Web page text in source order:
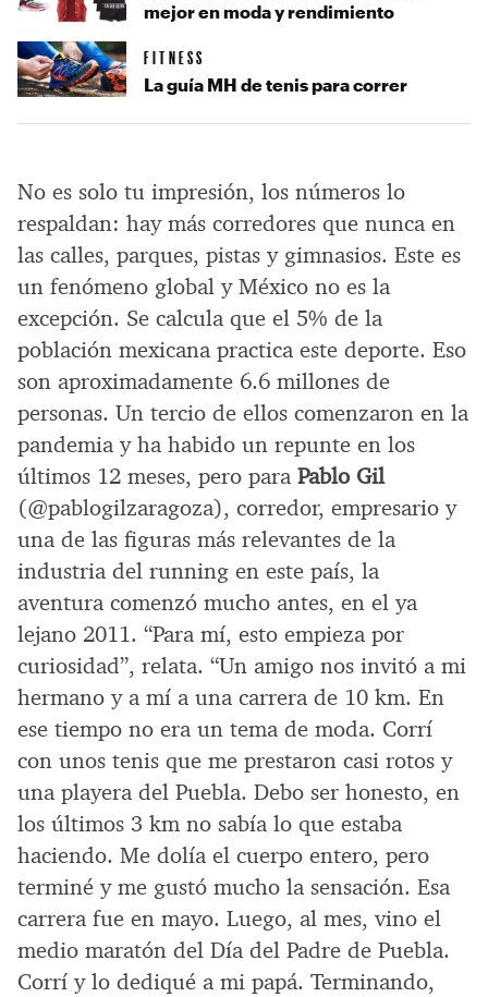
No es solo tu impresión, los números lo
respaldan: hay más corredores que nunca en
las calles, parques, pistas y gimnasios. Este es
un fenómeno global y México no es la
excepción. Se calcula que el 5% de la
población mexicana practica este deporte. Eso
son aproximadamente 6.6 millones de
personas. Un tercio de ellos comenzaron en la
pandemia y ha habido un repunte en los
últimos 12 meses, pero para Pablo Gil
(@pablogilzaragoza), corredor, empresario y
una de las figuras más relevantes de la
industria del running en este país, la
aventura comenzó mucho antes, en el ya
lejano 2011. “Para mí, esto empieza por
curiosidad”, relata. “Un amigo nos invitó a mi
hermano y a mí a una carrera de 10 km. En
ese tiempo no era un tema de moda. Corrí
con unos tenis que me prestaron casi rotos y
una playera del Puebla. Debo ser honesto, en
los últimos 3 km no sabía lo que estaba
haciendo. Me dolía el cuerpo entero, pero
terminé y me gustó mucho la sensación. Esa
carrera fue en mayo. Luego, al mes, vino el
medio maratón del Día del Padre de Puebla.
Corrí y lo dediqué a mi papá. Terminando,
mejor en moda y rendimiento
FITNESS
La guía MH de tenis para correr